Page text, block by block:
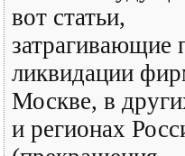
вот статьи,
затрагивающие
ликвидации
Москве, в
и регионах